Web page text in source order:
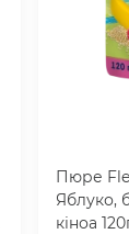
Пюре
Яблуко,
кіноа